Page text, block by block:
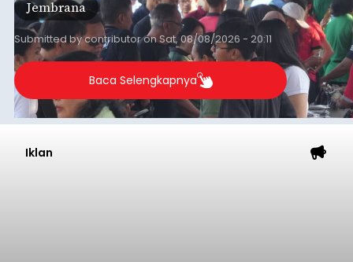
mendapat antusiasme tinggi dan mencatat nilai
transaksi mencapai Rp672.733.200.
Jembrana
Submitted bycontributoronSat, 08/08/2026 - 20:11
Baca Selengkapnya
Iklan